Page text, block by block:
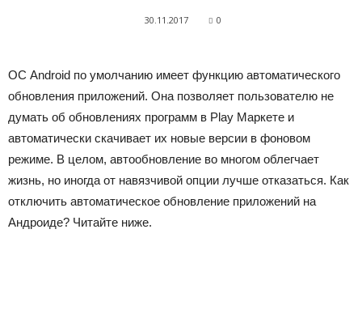
30.11.2017 0
ОС Android по умолчанию имеет функцию автоматического
обновления приложений. Она позволяет пользователю не
думать об обновлениях программ в Play Маркете и
автоматически скачивает их новые версии в фоновом
режиме. В целом, автообновление во многом облегчает
жизнь, но иногда от навязчивой опции лучше отказаться. Как
отключить автоматическое обновление приложений на
Андроиде? Читайте ниже.